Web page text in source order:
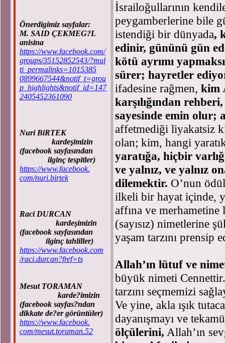
Önerdigimiz sayfalar:
M. SAID ÇEKMEG?L
anisina
https://www.facebook.com/
groups/35152852543/?mul
ti_permalinks=1015385
0899667544&notif_t=grou
p_highlights&notif_id=147
2405452361090
Nuri BiRTEK
kardeşimizin
(facebook sayfasından
ilginç tespitler)
https://www.facebook.
com/nuri.birtek
Raci DURCAN
kardeşimizin
(facebook sayfasından
ilginç tahliller)
https://www.facebook.com
/raci.durcan?fref=ts
Mesut TORAMAN
karde?imizin
(facebook sayfas?ndan
dikkate de?er görüntüler)
https://www.facebook.
com/mesut.toraman.52
İsrailoğullarının
peygamberlerine bile
istendiği bir dünyada,
edinir, gününü gün
kötü ayrımı
sürer; hayretler
ifadesine rağmen, kim
karşılığından
sayesinde emin olur;
affetmediği liyakatsiz
olan; kim, hangi
yaratığa, hiçbir
ve yalnız, ve yalnız
dilemektir. O’nun
ilkeli bir hayat içinde,
affına ve
(sayısız) nimetlerine
yaşam tarzını prensip
Allah’ın lütuf ve
büyük nimeti
tarzını seçmemizi
Ve yine, akla ışık
dayanışmayı ve
ölçülerini, Allah’ın